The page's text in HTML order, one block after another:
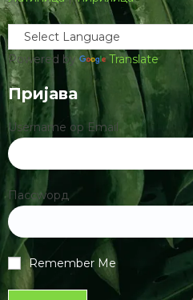
Завршни испит ОШ 2026-
166.64 КБ 1 филе(с)
Завршни испит ОШ 2026-
774.23 КБ 1 филе(с)
Републичко такмичење
76.00 КБ
Избор писма
Латиница
Powered by Translate